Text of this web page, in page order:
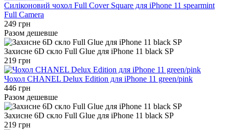
Силіконовий чохол Full Cover Square для iPhone 11 spearmint
Full Camera
249 грн
Разом дешевше
Захисне 6D скло Full Glue для iPhone 11 black SP
219 грн
Чохол CHANEL Delux Edition для iPhone 11 green/pink
446 грн
Разом дешевше
Захисне 6D скло Full Glue для iPhone 11 black SP
219 грн